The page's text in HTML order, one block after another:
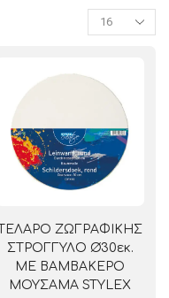
ΤΕΛΑΡΟ ΖΩΓΡΑΦΙΚΗΣ
ΣΤΡΟΓΓΥΛΟ Ø30εκ.
ΜΕ ΒΑΜΒΑΚΕΡΟ
ΜΟΥΣΑΜΑ STYLEX